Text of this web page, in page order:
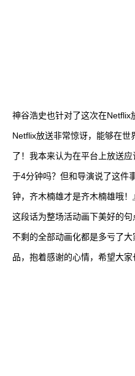
神谷浩史也针对了这次在
Netflix放送非常惊讶，能够在
了！我本来认为在平台上放送
于4分钟吗？但和导演说了这件
钟，齐木楠雄才是齐木楠雄哦
这段话为整场活动画下美好的
不剩的全部动画化都是多亏了
品，抱着感谢的心情，希望大家